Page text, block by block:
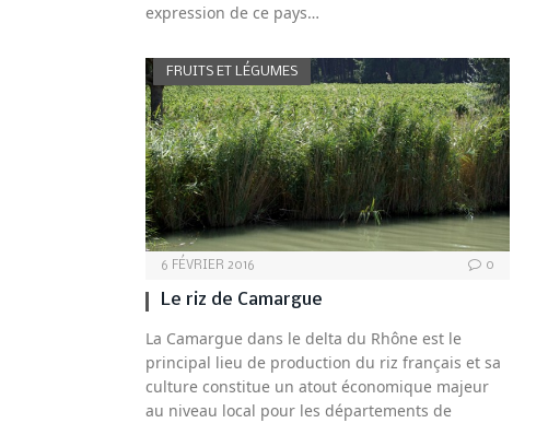
expression de ce pays…
FRUITS ET LÉGUMES
6 FÉVRIER 2016 0
Le riz de Camargue
La Camargue dans le delta du Rhône est le
principal lieu de production du riz français et sa
culture constitue un atout économique majeur
au niveau local pour les départements de